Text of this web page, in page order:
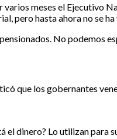
meses el Ejecutivo
pero hasta ahora no se ha
No podemos
que los gobernantes
dinero? Lo utilizan para